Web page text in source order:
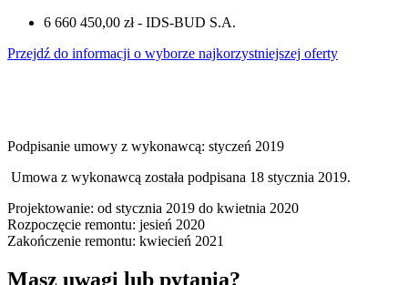
6 660 450,00 zł - IDS-BUD S.A.
Przejdź do informacji o wyborze najkorzystniejszej oferty
Podpisanie umowy z wykonawcą: styczeń 2019
Umowa z wykonawcą została podpisana 18 stycznia 2019.
Projektowanie: od stycznia 2019 do kwietnia 2020
Rozpoczęcie remontu: jesień 2020
Zakończenie remontu: kwiecień 2021
Masz uwagi lub pytania?